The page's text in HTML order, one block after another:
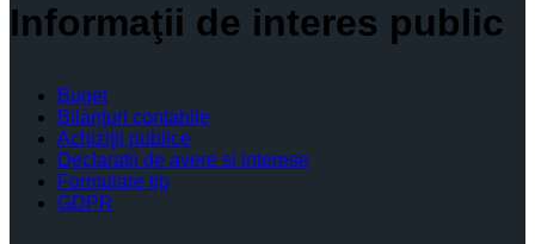
Informaţii de interes public
Buget
Bilanţuri contabile
Achiziţii publice
Declaratii de avere si interese
Formulare tip
GDPR